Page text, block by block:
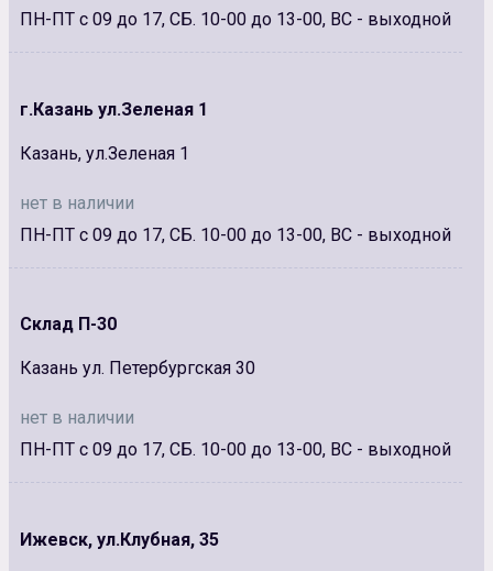
ПН-ПТ с 09 до 17, СБ. 10-00 до 13-00, ВС - выходной
г.Казань ул.Зеленая 1
Казань, ул.Зеленая 1
нет в наличии
ПН-ПТ с 09 до 17, СБ. 10-00 до 13-00, ВС - выходной
Склад П-30
Казань ул. Петербургская 30
нет в наличии
ПН-ПТ с 09 до 17, СБ. 10-00 до 13-00, ВС - выходной
Ижевск, ул.Клубная, 35